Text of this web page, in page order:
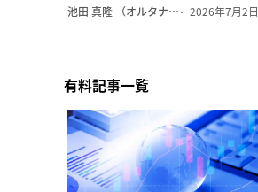
池田 真隆 （オルタナ輪番編集長） 2026年7月2日
有料記事一覧